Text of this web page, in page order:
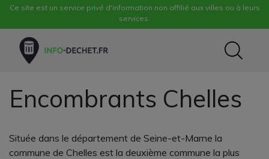
Ce site est un service privé d'information non affilié aux villes ou à leurs
services.
Encombrants Chelles
Située dans le département de Seine-et-Marne la
commune de Chelles est la deuxième commune la plus